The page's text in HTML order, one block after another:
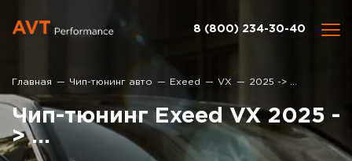
8 (800) 234-30-40
Главная Чип-тюнинг авто Exeed VX 2025 -> ...
Чип-тюнинг Exeed VX 2025 -
> ...